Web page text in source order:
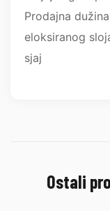
Prodajna
eloksiranog
sjaj
Ostali